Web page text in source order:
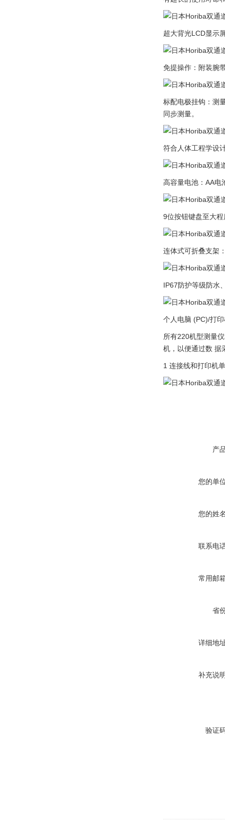
超大背光LCD显示
免提操作：附装腕
标配电极挂钩：测
同步测量。
符合人体工程学设
高容量电池：AA电
9位按钮键盘至大
连体式可折叠支架
IP67防护等级防水
个人电脑 (PC)/打
所有220机型测量
机，以便通过数 据
1 连接线和打印机
产
您的单
您的姓
联系电
常用邮
省
详细地
补充说
验证